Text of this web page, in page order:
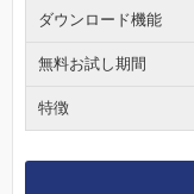
ダウンロード機能
無料お試し期間
特徴